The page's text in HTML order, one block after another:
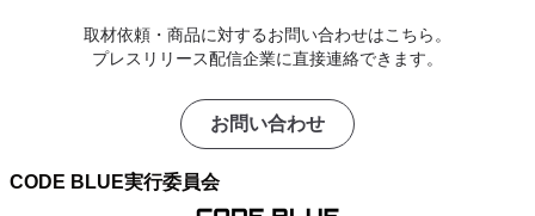
取材依頼・商品に対するお問い合わせはこちら。
プレスリリース配信企業に直接連絡できます。
お問い合わせ
CODE BLUE実行委員会